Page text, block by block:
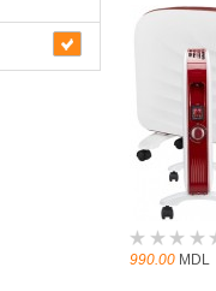
990.00 MDL